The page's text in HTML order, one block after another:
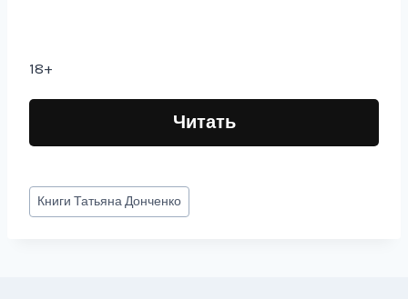
18+
Читать
Метки
записи:
КнигиТатьяна Донченко